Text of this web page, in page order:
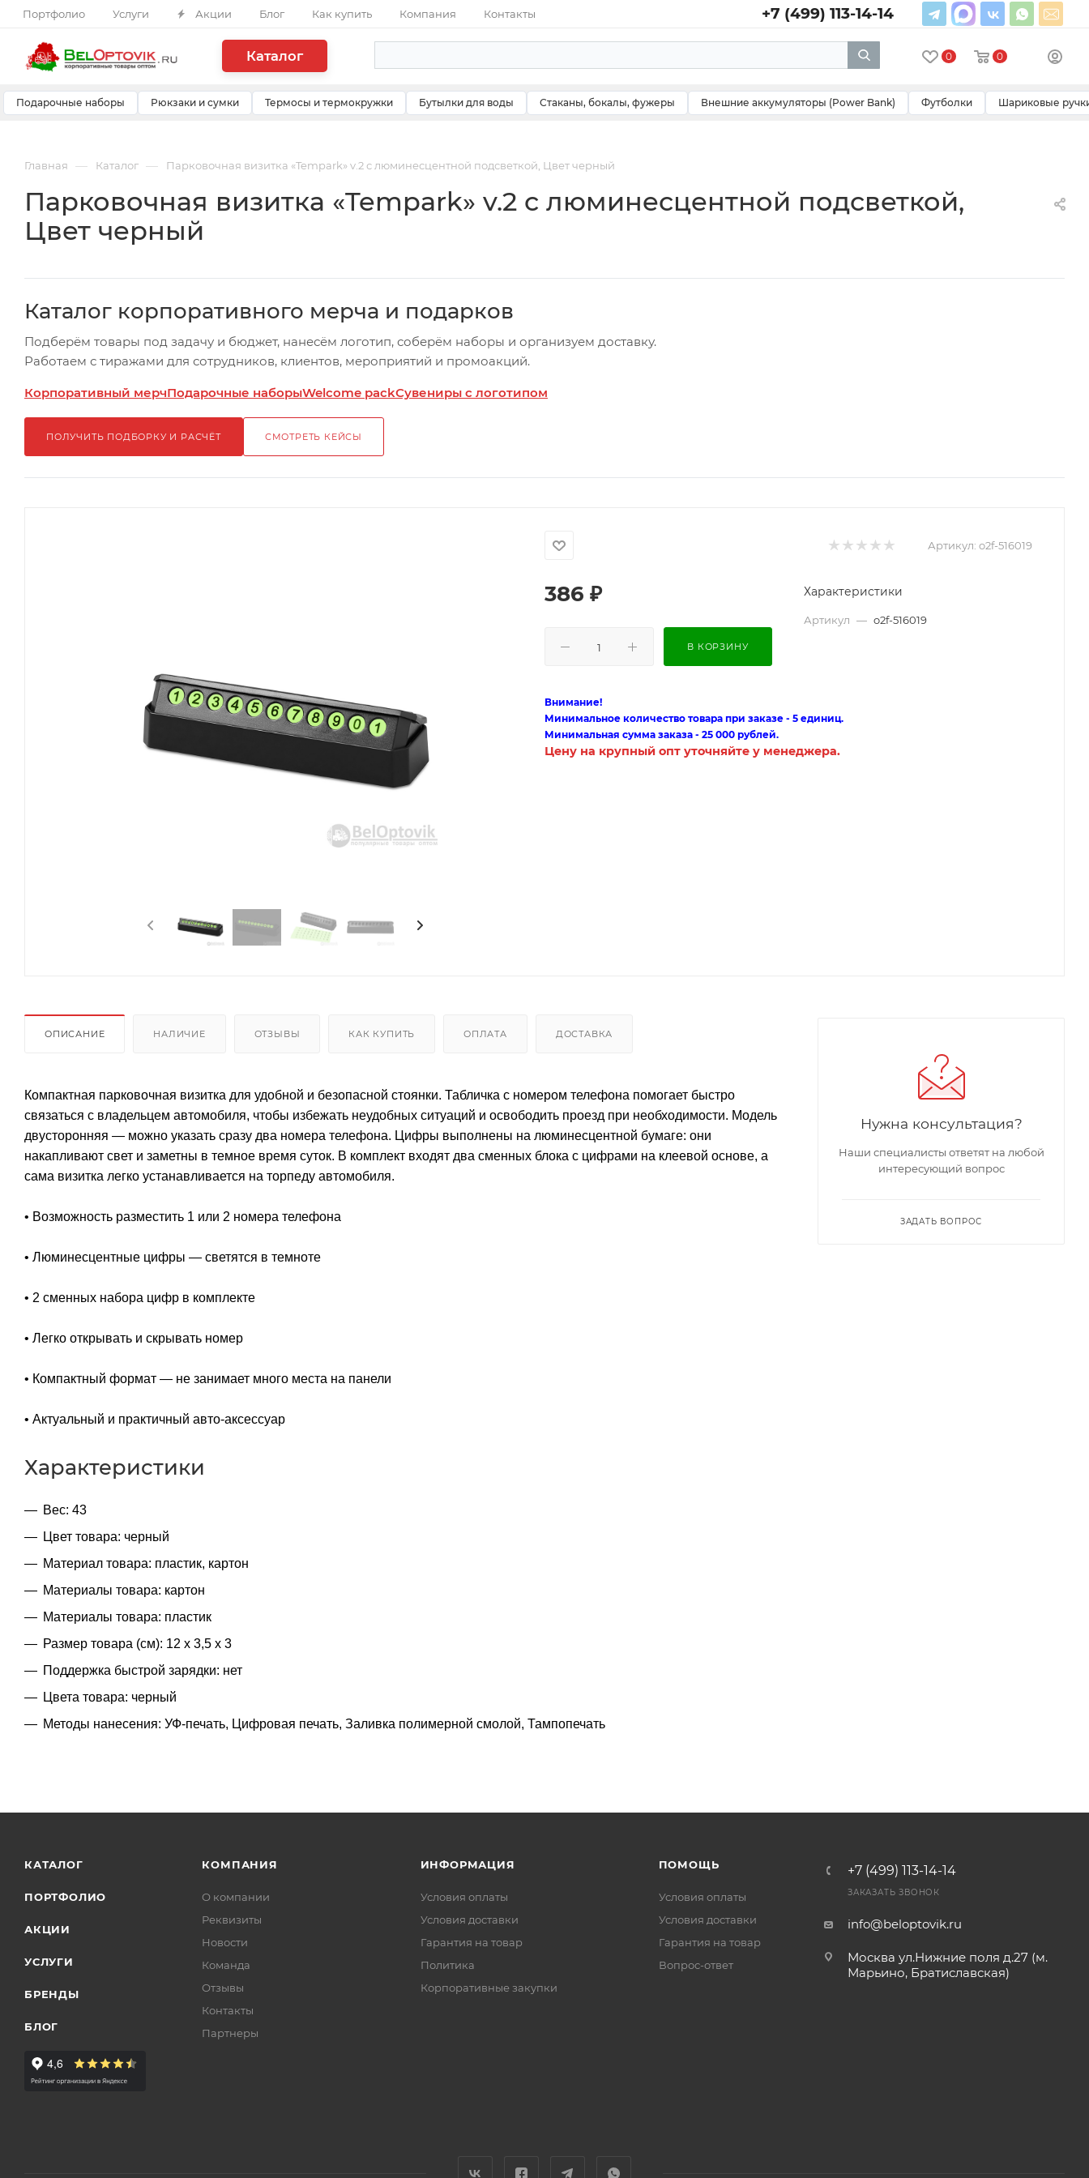
Портфолио Услуги Акции Блог Как купить Компания Контакты +7 (499) 113-14-14
Каталог 0 0
Подарочные наборы Рюкзаки и сумки Термосы и термокружки Бутылки для воды Стаканы, бокалы, фужеры Внешние аккумуляторы (Power Bank) Футболки Шариковые
Главная — Каталог — Парковочная визитка «Tempark» v.2 с люминесцентной подсветкой, Цвет черный
Парковочная визитка «Tempark» v.2 с люминесцентной подсветкой,
Цвет черный
Каталог корпоративного мерча и подарков
Подберём товары под задачу и бюджет, нанесём логотип, соберём наборы и организуем доставку.
Работаем с тиражами для сотрудников, клиентов, мероприятий и промоакций.
Корпоративный мерчПодарочные наборыWelcome packСувениры с логотипом
ПОЛУЧИТЬ ПОДБОРКУ И РАСЧЁТ СМОТРЕТЬ КЕЙСЫ
Артикул: o2f-516019
386 ₽
В КОРЗИНУ
Характеристики
Артикул — o2f-516019
Внимание!
Минимальное количество товара при заказе - 5 единиц.
Минимальная сумма заказа - 25 000 рублей.
Цену на крупный опт уточняйте у менеджера.
ОПИСАНИЕ НАЛИЧИЕ ОТЗЫВЫ КАК КУПИТЬ ОПЛАТА ДОСТАВКА
Компактная парковочная визитка для удобной и безопасной стоянки. Табличка с номером телефона помогает быстро
связаться с владельцем автомобиля, чтобы избежать неудобных ситуаций и освободить проезд при необходимости. Модель
двусторонняя — можно указать сразу два номера телефона. Цифры выполнены на люминесцентной бумаге: они
накапливают свет и заметны в темное время суток. В комплект входят два сменных блока с цифрами на клеевой основе, а
сама визитка легко устанавливается на торпеду автомобиля.
• Возможность разместить 1 или 2 номера телефона
• Люминесцентные цифры — светятся в темноте
• 2 сменных набора цифр в комплекте
• Легко открывать и скрывать номер
• Компактный формат — не занимает много места на панели
• Актуальный и практичный авто-аксессуар
Характеристики
Вес: 43
Цвет товара: черный
Материал товара: пластик, картон
Материалы товара: картон
Материалы товара: пластик
Размер товара (см): 12 х 3,5 х 3
Поддержка быстрой зарядки: нет
Цвета товара: черный
Методы нанесения: УФ-печать, Цифровая печать, Заливка полимерной смолой, Тампопечать
Нужна консультация?
Наши специалисты ответят на любой
интересующий вопрос
ЗАДАТЬ ВОПРОС
КАТАЛОГ
ПОРТФОЛИО
АКЦИИ
УСЛУГИ
БРЕНДЫ
БЛОГ
КОМПАНИЯ
О компании
Реквизиты
Новости
Команда
Отзывы
Контакты
Партнеры
ИНФОРМАЦИЯ
Условия оплаты
Условия доставки
Гарантия на товар
Политика
Корпоративные закупки
ПОМОЩЬ
Условия оплаты
Условия доставки
Гарантия на товар
Вопрос-ответ
+7 (499) 113-14-14
ЗАКАЗАТЬ ЗВОНОК
info@beloptovik.ru
Москва ул.Нижние поля д.27 (м.
Марьино, Братиславская)